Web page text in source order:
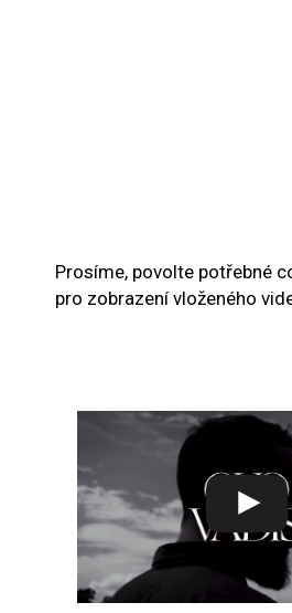
Prosíme, povolte potřebné
pro zobrazení vloženého